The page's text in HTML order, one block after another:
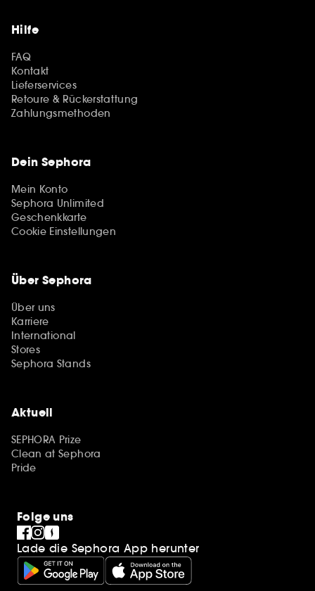
Hilfe
FAQ
Kontakt
Lieferservices
Retoure & Rückerstattung
Zahlungsmethoden
Dein Sephora
Mein Konto
Sephora Unlimited
Geschenkkarte
Cookie Einstellungen
Über Sephora
Über uns
Karriere
International
Stores
Sephora Stands
Aktuell
SEPHORA Prize
Clean at Sephora
Pride
Folge uns
Lade die Sephora App herunter